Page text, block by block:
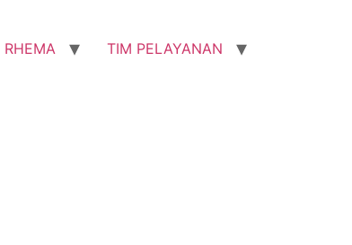
RHEMA TIM PELAYANAN